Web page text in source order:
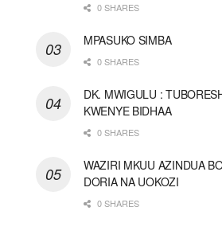
0 SHARES
MPASUKO SIMBA
0 SHARES
DK. MWIGULU :
KWENYE BIDHAA
0 SHARES
WAZIRI MKUU AZINDUA
DORIA NA UOKOZI
0 SHARES